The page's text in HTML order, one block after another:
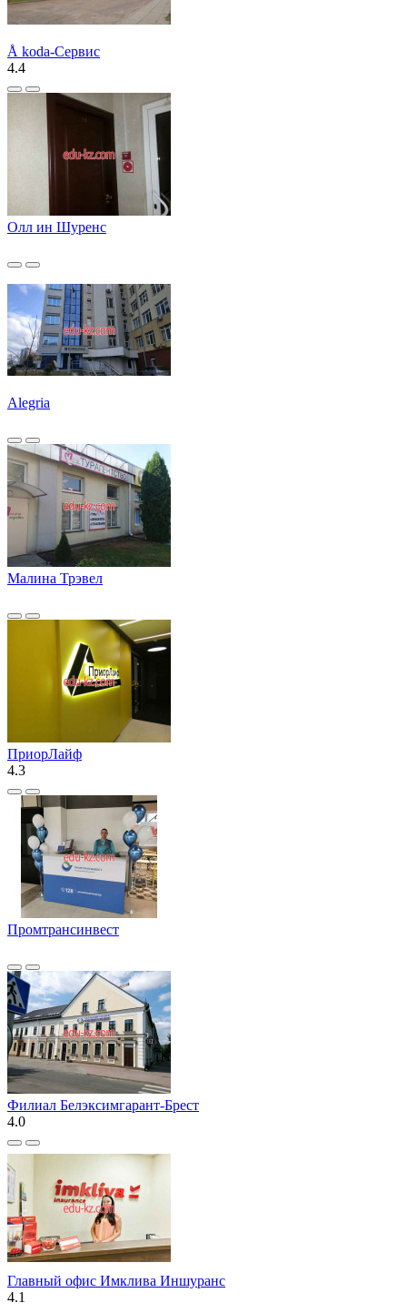
Å koda-Сервис
4.4
Олл ин Шуренс
Alegria
Малина Трэвел
ПриорЛайф
4.3
Промтрансинвест
Филиал Белэксимгарант-Брест
4.0
Главный офис Имклива Иншуранс
4.1